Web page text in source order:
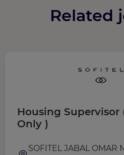
Related
Housing Supervisor
Only )
SOFITEL JABAL OMAR